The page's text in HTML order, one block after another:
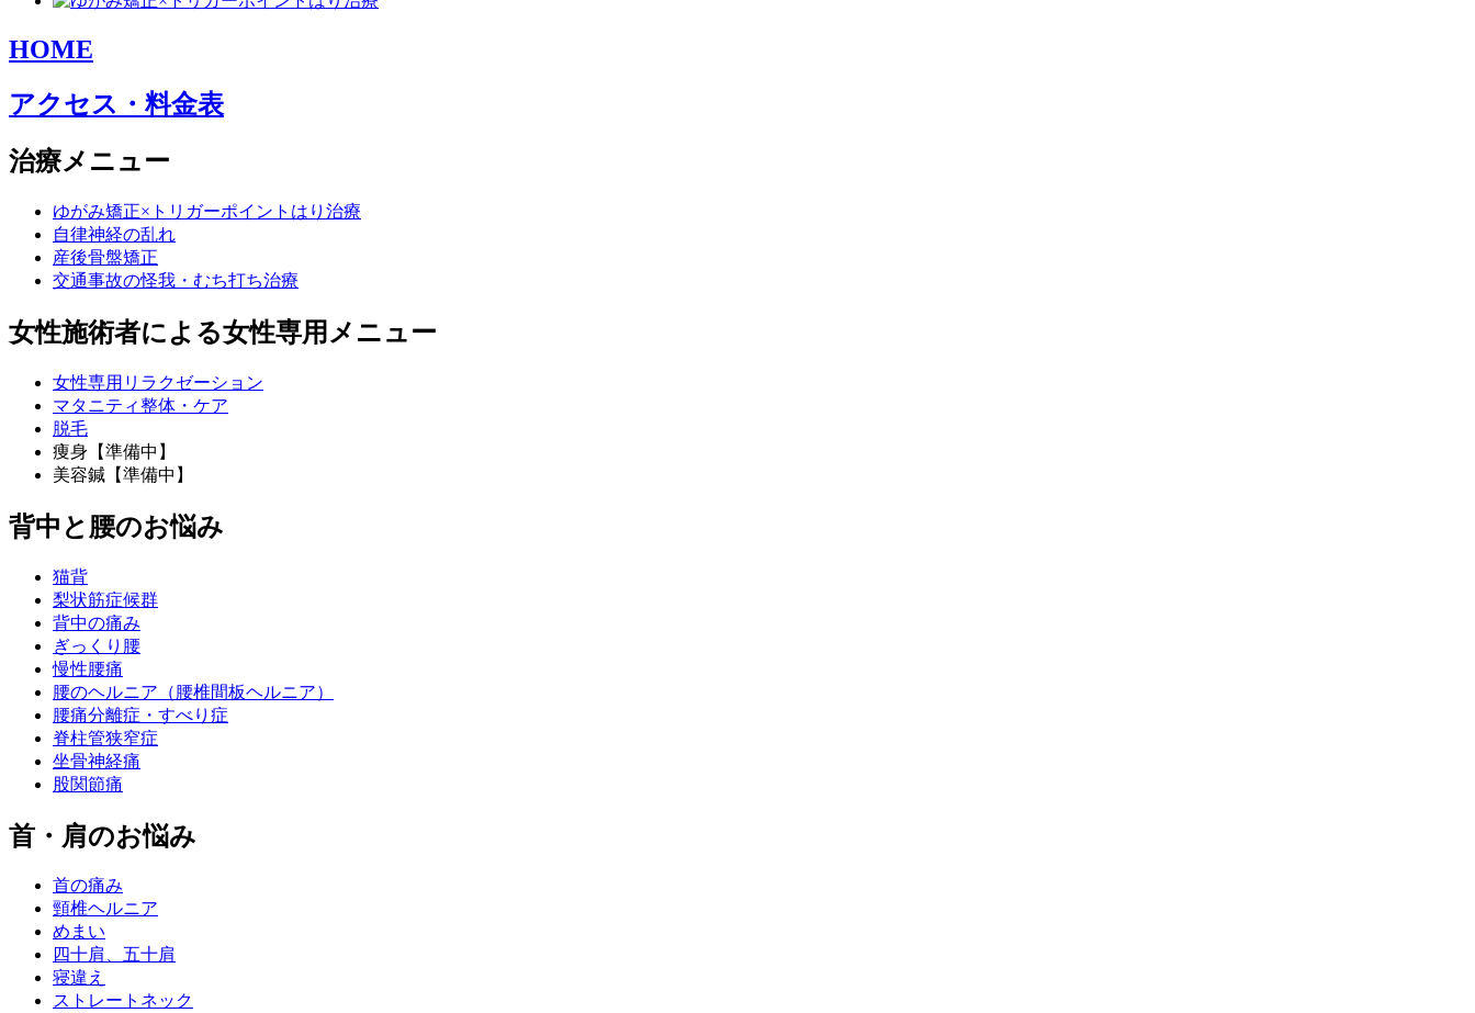
HOME
アクセス・料金表
治療メニュー
ゆがみ矯正×トリガーポイントはり治療
自律神経の乱れ
産後骨盤矯正
交通事故の怪我・むち打ち治療
女性施術者による女性専用メニュー
女性専用リラクゼーション
マタニティ整体・ケア
脱毛
痩身【準備中】
美容鍼【準備中】
背中と腰のお悩み
猫背
梨状筋症候群
背中の痛み
ぎっくり腰
慢性腰痛
腰のヘルニア（腰椎間板ヘルニア）
腰痛分離症・すべり症
脊柱管狭窄症
坐骨神経痛
股関節痛
首・肩のお悩み
首の痛み
頸椎ヘルニア
めまい
四十肩、五十肩
寝違え
ストレートネック